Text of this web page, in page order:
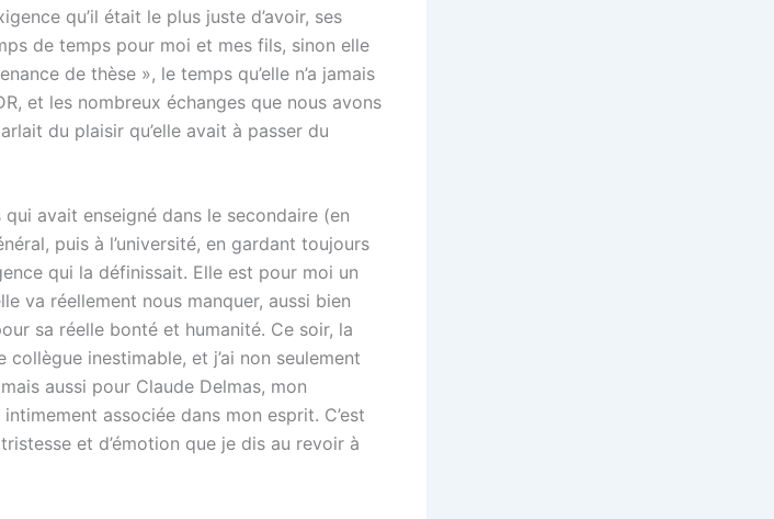
qu’il était le plus juste d’avoir, ses
de temps pour moi et mes fils, sinon elle
de thèse », le temps qu’elle n’a jamais
et les nombreux échanges que nous avons
du plaisir qu’elle avait à passer du
avait enseigné dans le secondaire (en
puis à l’université, en gardant toujours
qui la définissait. Elle est pour moi un
va réellement nous manquer, aussi bien
sa réelle bonté et humanité. Ce soir, la
inestimable, et j’ai non seulement
aussi pour Claude Delmas, mon
associée dans mon esprit. C’est
et d’émotion que je dis au revoir à